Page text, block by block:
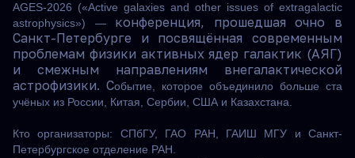
AGES-2026 («Active galaxies and other issues of extragalactic
astrophysics») — конференция, прошедшая очно в
Санкт-Петербурге и посвящённая современным
проблемам физики активных ядер галактик (АЯГ)
и смежным направлениям внегалактической
астрофизики. Событие, которое объединило больше ста
учёных из России, Китая, Сербии, США и Казахстана.
Кто организаторы: СПбГУ, ГАО РАН, ГАИШ МГУ и Санкт-
Петербургское отделение РАН.